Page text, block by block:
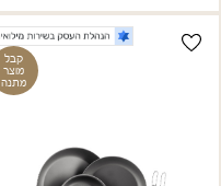
קבל
מוצר
מתנה